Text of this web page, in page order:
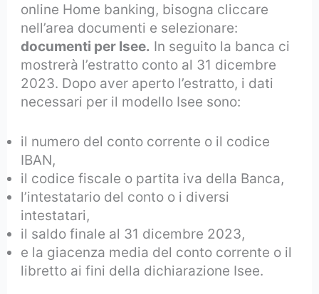
online Home banking, bisogna cliccare
nell’area documenti e selezionare:
documenti per Isee. In seguito la banca ci
mostrerà l’estratto conto al 31 dicembre
2023. Dopo aver aperto l’estratto, i dati
necessari per il modello Isee sono:
il numero del conto corrente o il codice
IBAN,
il codice fiscale o partita iva della Banca,
l’intestatario del conto o i diversi
intestatari,
il saldo finale al 31 dicembre 2023,
e la giacenza media del conto corrente o il
libretto ai fini della dichiarazione Isee.